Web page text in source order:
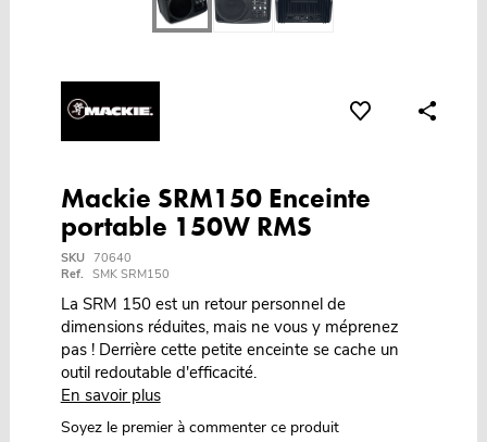
Mackie SRM150 Enceinte
portable 150W RMS
SKU 70640
Ref. SMK SRM150
La SRM 150 est un retour personnel de
dimensions réduites, mais ne vous y méprenez
pas ! Derrière cette petite enceinte se cache un
outil redoutable d'efficacité.
En savoir plus
Soyez le premier à commenter ce produit